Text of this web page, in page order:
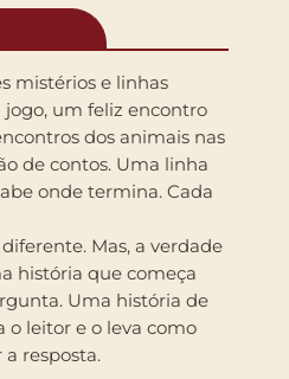
mistérios e linhas
jogo, um feliz encontro
dos animais nas
de contos. Uma linha
onde termina. Cada
Mas, a verdade
história que começa
Uma história de
o leitor e o leva como
resposta.